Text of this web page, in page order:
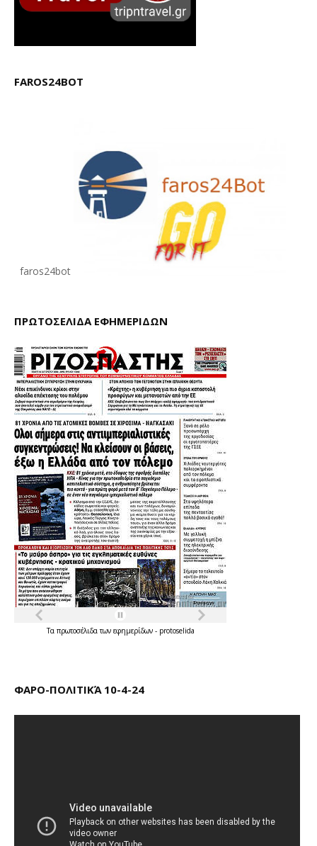
FAROS24BOT
faros24bot
ΠΡΩΤΟΣΕΛΙΔΑ ΕΦΗΜΕΡΙΔΩΝ
Τα πρωτοσέλιδατων εφημερίδων - protoselida
ΦΑΡΟ-ΠΟΛΙΤΙΚΆ 10-4-24